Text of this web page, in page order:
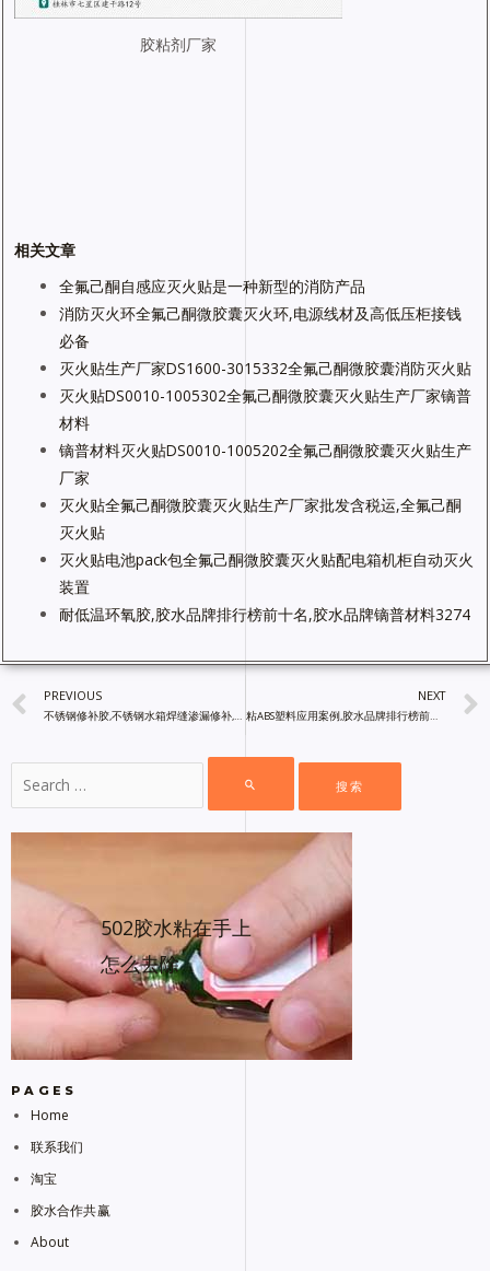
胶粘剂厂家
相关文章
全氟己酮自感应灭火贴是一种新型的消防产品
消防灭火环全氟己酮微胶囊灭火环,电源线材及高低压柜接钱
必备
灭火贴生产厂家DS1600-3015332全氟己酮微胶囊消防灭火贴
灭火贴DS0010-1005302全氟己酮微胶囊灭火贴生产厂家镝普
材料
镝普材料灭火贴DS0010-1005202全氟己酮微胶囊灭火贴生产
厂家
灭火贴全氟己酮微胶囊灭火贴生产厂家批发含税运,全氟己酮
灭火贴
灭火贴电池pack包全氟己酮微胶囊灭火贴配电箱机柜自动灭火
装置
耐低温环氧胶,胶水品牌排行榜前十名,胶水品牌镝普材料3274
PREVIOUS
不锈钢修补胶,不锈钢水箱焊缝渗漏修补,胶水品牌排行榜前十名
NEXT
粘ABS塑料应用案例,胶水品牌排行榜前十名,镝普材料
502胶水粘在手上
怎么去除
PAGES
Home
联系我们
淘宝
胶水合作共赢
About